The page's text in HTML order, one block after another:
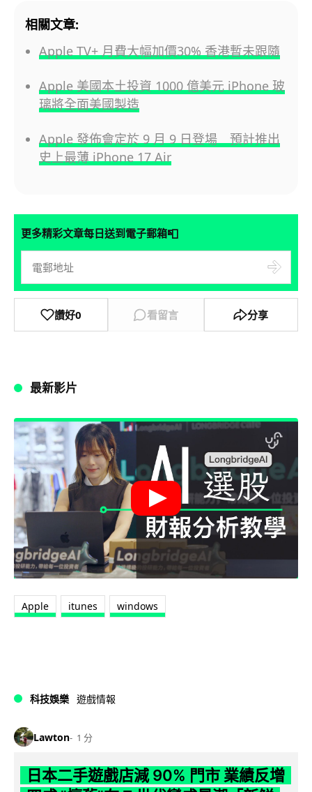
相關文章:
Apple TV+ 月費大幅加價30% 香港暫未跟隨
Apple 美國本土投資 1000 億美元 iPhone 玻
璃將全面美國製造
Apple 發佈會定於 9 月 9 日登場 預計推出
史上最薄 iPhone 17 Air
更多精彩文章每日送到電子郵箱📮
讚好0 看留言 分享
最新影片
Apple itunes windows
科技娛樂 遊戲情報
Lawton 1 分
日本二手遊戲店減 90% 門市 業績反增